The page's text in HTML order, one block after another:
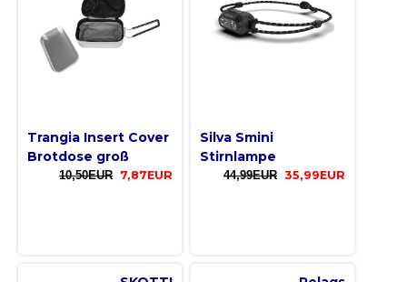
Trangia Insert Cover
Brotdose groß
10,50EUR 7,87EUR
Silva Smini
Stirnlampe
44,99EUR 35,99EUR